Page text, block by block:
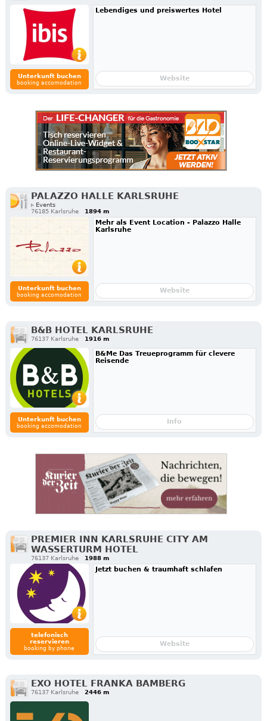
Unterkunft buchen
booking accomodation
Lebendiges und preiswertes Hotel
Website
PALAZZO HALLE KARLSRUHE
▹ Events
76185 Karlsruhe
1894 m
Unterkunft buchen
booking accomodation
Mehr als Event Location - Palazzo Halle
Karlsruhe
Website
B&B HOTEL KARLSRUHE
76137 Karlsruhe 1916 m
Unterkunft buchen
booking accomodation
B&Me Das Treueprogramm für clevere
Reisende
Info
PREMIER INN KARLSRUHE CITY AM
WASSERTURM HOTEL
76137 Karlsruhe 1988 m
telefonisch
reservieren
booking by phone
Jetzt buchen & traumhaft schlafen
Website
EXO HOTEL FRANKA BAMBERG
76137 Karlsruhe 2446 m